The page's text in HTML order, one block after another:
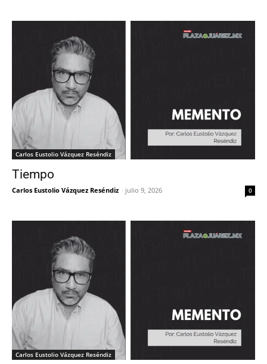
Carlos Eustolio Vázquez Reséndiz
Tiempo
Carlos Eustolio Vázquez Reséndiz - julio 9, 2026 0
Carlos Eustolio Vázquez Reséndiz